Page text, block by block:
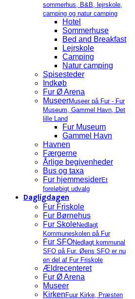
sommerhus, B&B, lejrskole,
camping og natur camping
Hotel
Sommerhuse
Bed and Breakfast
Lejrskole
Camping
Natur camping
Spisesteder
Indkøb
Fur Ø Arena
MuseerMuseer på Fur - Fur
Museum, Gammel Havn, Det
lille Land
Fur Museum
Gammel Havn
Havnen
Færgerne
Årlige begivenheder
Bus og taxa
Fur hjemmesiderEt
foreløbigt udvalg
Dagligdagen
Fur Friskole
Fur Børnehus
Fur SkoleNedlagt
Kommuneskolen på Fur
Fur SFONedlagt kommunal
SFO på Fur. Øens SFO er nu
en del af Fur Friskole
Ældrecenteret
Fur Ø Arena
Museer
Kirken Fuur Kirke, Præsten